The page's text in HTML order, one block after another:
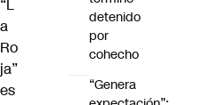
“L
a
Ro
ja”
es
detenido
por
cohecho
“Genera